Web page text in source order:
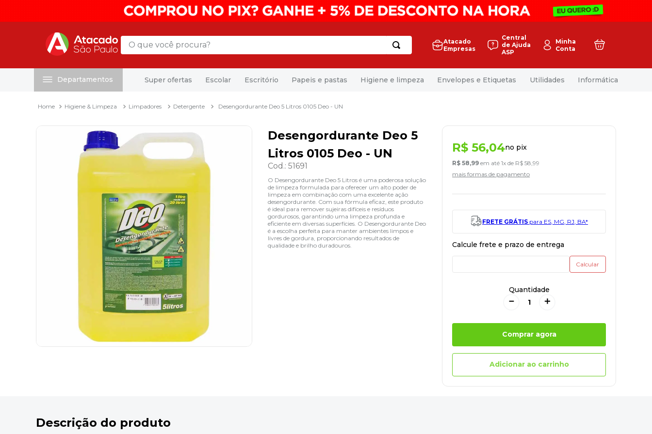
O que você procura?
Atacado
Empresas
Central
de Ajuda
ASP
Minha
Conta
Departamentos Super ofertas Escolar Escritório Papeis e pastas Higiene e limpeza Envelopes e Etiquetas Utilidades Informática
Higiene & Limpeza Limpadores Detergente Desengordurante Deo 5 Litros 0105 Deo - UN
Desengordurante Deo 5
Litros 0105 Deo - UN
Cod.:51691
O Desengordurante Deo 5 Litros é uma poderosa solução
de limpeza formulada para oferecer um alto poder de
limpeza em combinação com uma excelente ação
desengordurante. Com sua fórmula eficaz, este produto
é ideal para remover sujeiras difíceis e resíduos
gordurosos, garantindo uma limpeza profunda e
eficiente em diversas superfícies. O Desengordurante Deo
é a escolha perfeita para manter ambientes limpos e
livres de gordura, proporcionando resultados de
qualidade e brilho duradouros.
R$ 56,04no pix
R$ 58,99 em até1x de R$ 58 ,99
mais formas de pagamento
FRETE GRÁTIS para ES, MG, RJ, BA*
Quantidade
＋
－
Comprar agora
Adicionar ao carrinho
Descrição do produto
mala